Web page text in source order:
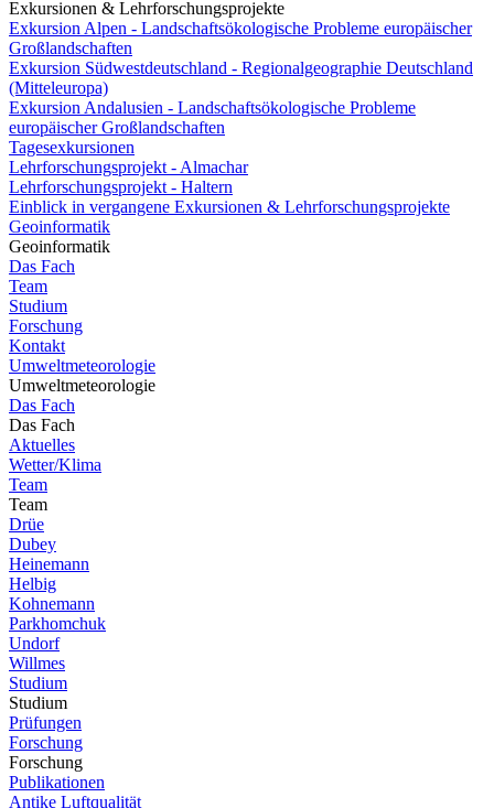
Exkursionen & Lehrforschungsprojekte
Exkursion Alpen - Landschaftsökologische Probleme europäischer
Großlandschaften
Exkursion Südwestdeutschland - Regionalgeographie Deutschland
(Mitteleuropa)
Exkursion Andalusien - Landschaftsökologische Probleme
europäischer Großlandschaften
Tagesexkursionen
Lehrforschungsprojekt - Almachar
Lehrforschungsprojekt - Haltern
Einblick in vergangene Exkursionen & Lehrforschungsprojekte
Geoinformatik
Geoinformatik
Das Fach
Team
Studium
Forschung
Kontakt
Umweltmeteorologie
Umweltmeteorologie
Das Fach
Das Fach
Aktuelles
Wetter/Klima
Team
Team
Drüe
Dubey
Heinemann
Helbig
Kohnemann
Parkhomchuk
Undorf
Willmes
Studium
Studium
Prüfungen
Forschung
Forschung
Publikationen
Antike Luftqualität